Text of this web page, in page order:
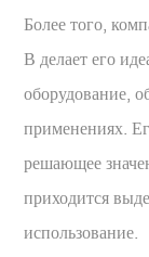
Более того,
В делает его
оборудование,
применениях.
решающее
приходится
использование.